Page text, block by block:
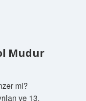
Mudur
mi?
ve 13.